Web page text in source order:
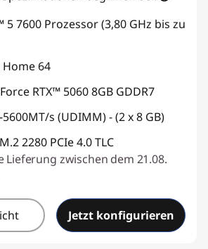
5 7600 Prozessor (3,80 GHz bis zu
64
RTX™ 5060 8GB GDDR7
5600MT/s (UDIMM) - (2 x 8 GB)
2280 PCIe 4.0 TLC
Lieferung zwischen dem 21.08.
Jetzt konfigurieren